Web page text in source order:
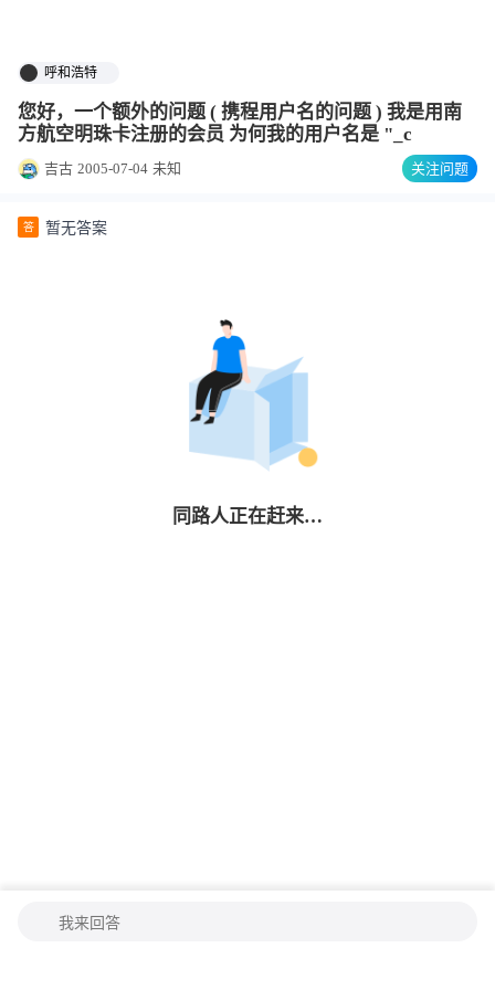
呼和浩特
您好，一个额外的问题 ( 携程用户名的问题 ) 我是用南
方航空明珠卡注册的会员 为何我的用户名是 "_c
吉古 2005-07-04 未知 关注问题
答 暂无答案
同路人正在赶来…